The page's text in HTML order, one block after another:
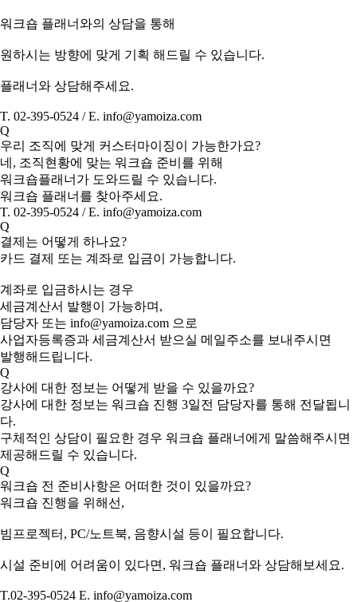
워크숍 플래너와의 상담을 통해
원하시는 방향에 맞게 기획 해드릴 수 있습니다.
플래너와 상담해주세요.
T. 02-395-0524 / E. info@yamoiza.com
Q
우리 조직에 맞게 커스터마이징이 가능한가요?
네, 조직현황에 맞는 워크숍 준비를 위해
워크숍플래너가 도와드릴 수 있습니다.
워크숍 플래너를 찾아주세요.
T. 02-395-0524 / E. info@yamoiza.com
Q
결제는 어떻게 하나요?
카드 결제 또는 계좌로 입금이 가능합니다.
계좌로 입금하시는 경우
세금계산서 발행이 가능하며,
담당자 또는 info@yamoiza.com 으로
사업자등록증과 세금계산서 받으실 메일주소를 보내주시면
발행해드립니다.
Q
강사에 대한 정보는 어떻게 받을 수 있을까요?
강사에 대한 정보는 워크숍 진행 3일전 담당자를 통해 전달됩니
다.
구체적인 상담이 필요한 경우 워크숍 플래너에게 말씀해주시면
제공해드릴 수 있습니다.
Q
워크숍 전 준비사항은 어떠한 것이 있을까요?
워크숍 진행을 위해선,
빔프로젝터, PC/노트북, 음향시설 등이 필요합니다.
시설 준비에 어려움이 있다면, 워크숍 플래너와 상담해보세요.
T.02-395-0524 E. info@yamoiza.com